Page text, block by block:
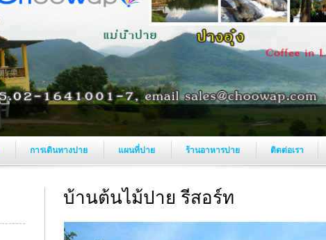
การเดินทางปาย แผนที่ปาย ร้านอาหารปาย ติดต่อเรา
บ้านต้นไม้ปาย รีสอร์ท